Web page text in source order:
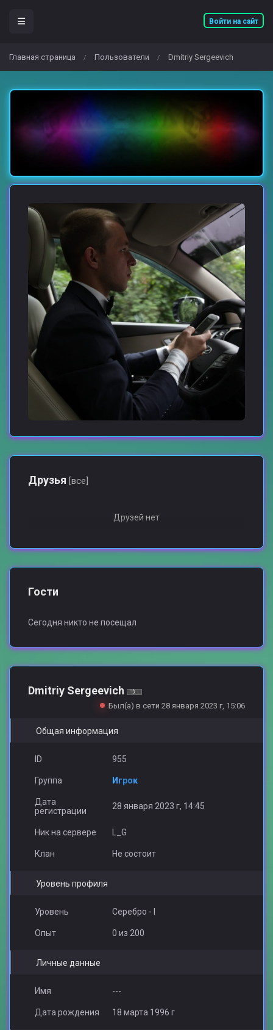
Войти на сайт
Главная страница / Пользователи / Dmitriy Sergeevich
Друзья [все]
Друзей нет
Гости
Сегодня никто не посещал
Dmitriy Sergeevich
Был(а) в сети 28 января 2023 г, 15:06
Общая информация
ID 955
Группа Игрок
Дата
регистрации
28 января 2023 г, 14:45
Ник на сервере L_G
Клан Не состоит
Уровень профиля
Уровень Серебро - I
Опыт 0 из 200
Личные данные
Имя ---
Дата рождения 18 марта 1996 г